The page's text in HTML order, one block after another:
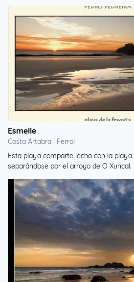
Esmelle
Costa Ártabra | Ferrol
Esta playa comparte lecho con la playa
separándose por el arroyo de O Xuncal.